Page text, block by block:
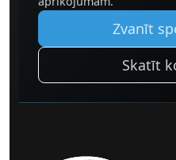
Zvanīt
Skatīt